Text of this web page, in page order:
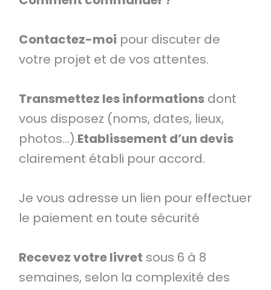
Contactez-moi pour discuter de
votre projet et de vos attentes.
Transmettez les informationsdont
vous disposez (noms, dates, lieux,
photos…).Etablissement d’un devis
clairement établi pour accord.
Je vous adresse un lien pour effectuer
le paiement en toute sécurité
Recevez votre livret sous 6 à 8
semaines, selon la complexité des